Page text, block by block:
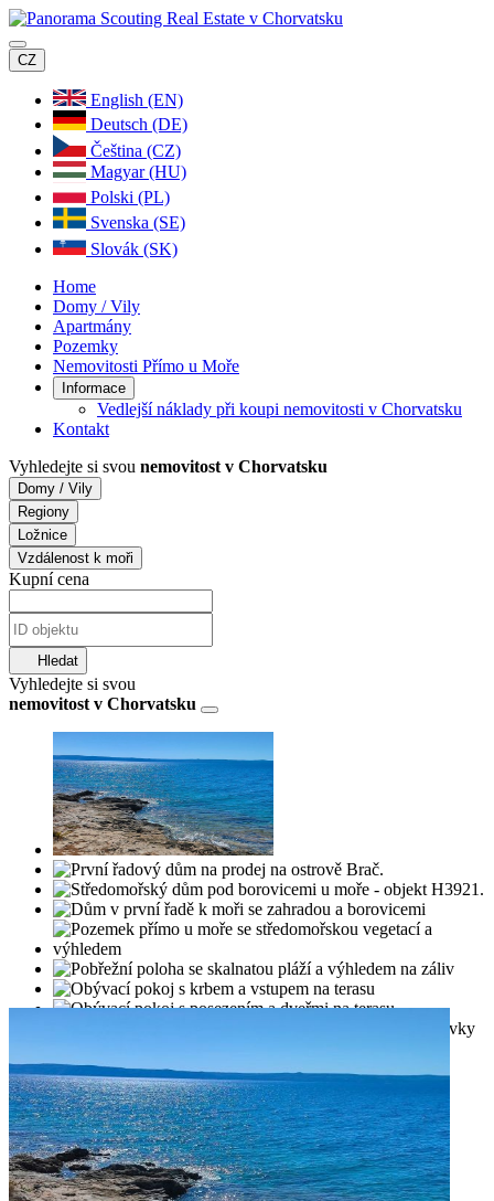
CZ
English (EN)
Deutsch (DE)
Čeština (CZ)
Magyar (HU)
Polski (PL)
Svenska (SE)
Slovák (SK)
Home
Domy / Vily
Apartmány
Pozemky
Nemovitosti Přímo u Moře
Informace
Vedlejší náklady při koupi nemovitosti v Chorvatsku
Kontakt
Vyhledejte si svou nemovitost v Chorvatsku
Domy / Vily
Regiony
Ložnice
Vzdálenost k moři
Kupní cena
Hledat
Vyhledejte si svou
nemovitost v Chorvatsku